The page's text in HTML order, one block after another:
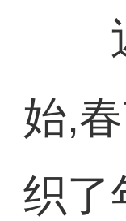
返
始,
织了